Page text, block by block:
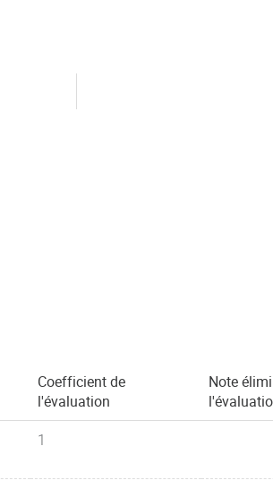
Coefficient de
l'évaluation
Note
1